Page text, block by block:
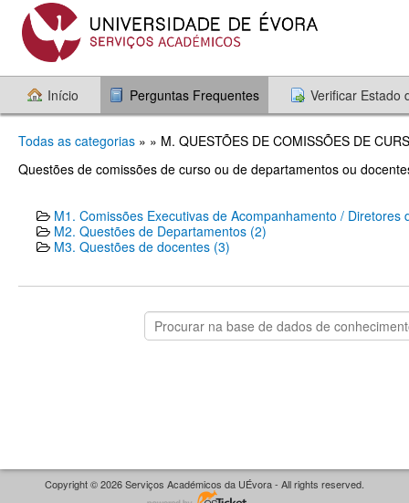
Início Perguntas Frequentes Verificar Estado
Todas as categorias » » M. QUESTÕES DE COMISSÕES DE
Questões de comissões de curso ou de departamentos ou
M1. Comissões Executivas de Acompanhamento / Diretores
M2. Questões de Departamentos​ (2)
M3. Questões de docentes​ (3)
Copyright © 2026 Serviços Académicos da UÉvora - All rights reserved.